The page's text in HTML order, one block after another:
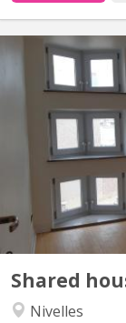
Shared
Nivelles
Uniquement
maison de 6
HE2B.
composée de 2